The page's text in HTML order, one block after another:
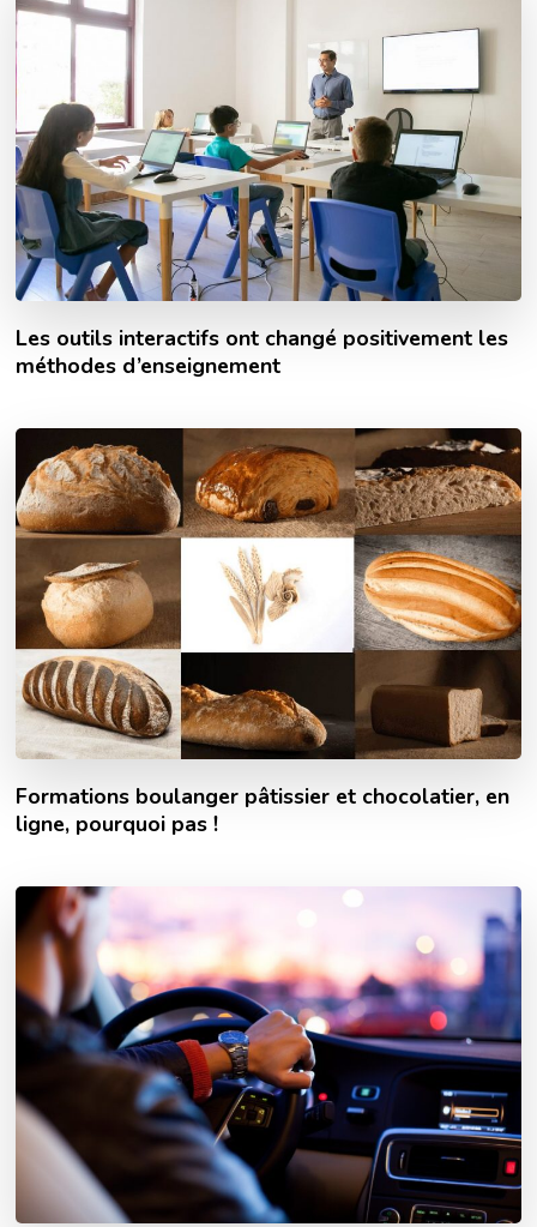
Les outils interactifs ont changé positivement les
méthodes d’enseignement
Formations boulanger pâtissier et chocolatier, en
ligne, pourquoi pas !